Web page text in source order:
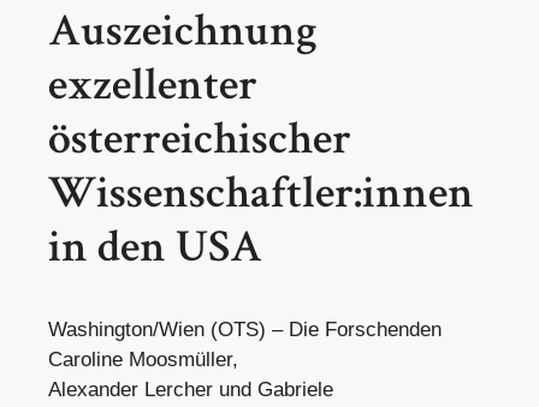
Auszeichnung
exzellenter
österreichischer
Wissenschaftler:innen
in den USA
Washington/Wien (OTS) – Die Forschenden
Caroline Moosmüller,
Alexander Lercher und Gabriele